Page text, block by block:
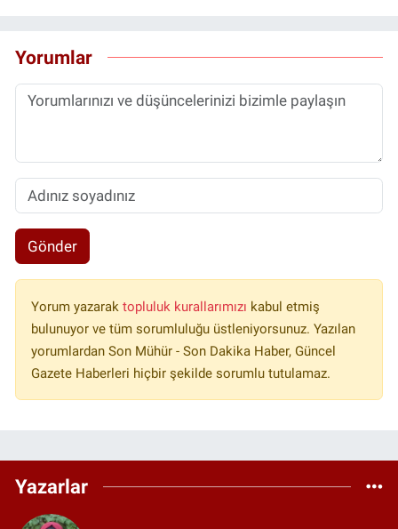
Yorumlar
Gönder
Yorum yazarak topluluk kurallarımızı kabul etmiş
bulunuyor ve tüm sorumluluğu üstleniyorsunuz. Yazılan
yorumlardan Son Mühür - Son Dakika Haber, Güncel
Gazete Haberleri hiçbir şekilde sorumlu tutulamaz.
Yazarlar